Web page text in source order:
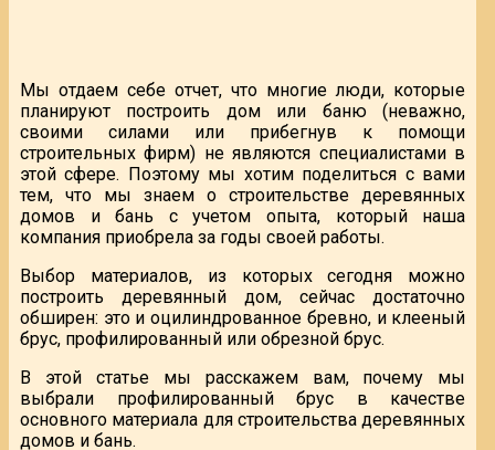
Мы отдаем себе отчет, что многие люди, которые
планируют построить дом или баню (неважно,
своими силами или прибегнув к помощи
строительных фирм) не являются специалистами в
этой сфере. Поэтому мы хотим поделиться с вами
тем, что мы знаем о строительстве деревянных
домов и бань с учетом опыта, который наша
компания приобрела за годы своей работы.
Выбор материалов, из которых сегодня можно
построить деревянный дом, сейчас достаточно
обширен: это и оцилиндрованное бревно, и клееный
брус, профилированный или обрезной брус.
В этой статье мы расскажем вам, почему мы
выбрали профилированный брус в качестве
основного материала для строительства деревянных
домов и бань.